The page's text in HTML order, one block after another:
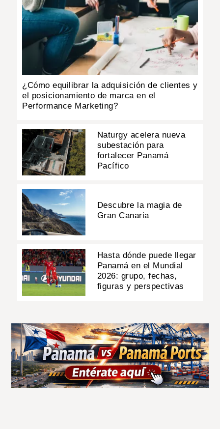
¿Cómo equilibrar la adquisición de clientes y
el posicionamiento de marca en el
Performance Marketing?
Naturgy acelera nueva
subestación para
fortalecer Panamá
Pacífico
Descubre la magia de
Gran Canaria
Hasta dónde puede llegar
Panamá en el Mundial
2026: grupo, fechas,
figuras y perspectivas